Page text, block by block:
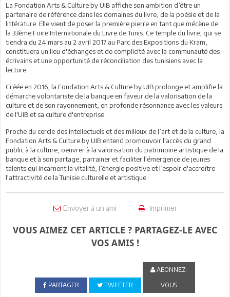
La Fondation Arts & Culture by UIB affiche son ambition d’être un
partenaire de référence dans les domaines du livre, de la poésie et de la
littérature. Elle vient de poser la première pierre en tant que mécène de
la 33ème Foire Internationale du Livre de Tunis. Ce temple du livre, qui se
tiendra du 24 mars au 2 avril 2017 au Parc des Expositions du Kram,
constituera un lieu d'échanges et de complicité avec la communauté des
écrivains et une opportunité de réconciliation des tunisiens avec la
lecture.
Créée en 2016, la Fondation Arts & Culture by UIB prolonge et amplifie la
démarche volontariste de la banque en faveur de la valorisation de la
culture et de son rayonnement, en profonde résonnance avec les valeurs
de l'UIB et sa culture d'entreprise.
Proche du cercle des intellectuels et des milieux de l’art et de la culture, la
Fondation Arts & Culture by UIB entend promouvoir l'accès du grand
public à la culture, oeuvrer à la valorisation du patrimoine artistique de la
banque et à son partage, parrainer et faciliter l'émergence de jeunes
talents qui incarnent la vitalité, l’énergie positive et l’espoir d'accroître
l'attractivité de la Tunisie culturelle et artistique.
Envoyer à un ami Imprimer
VOUS AIMEZ CET ARTICLE ? PARTAGEZ-LE AVEC
VOS AMIS !
PARTAGER TWEETER
ABONNEZ-
VOUS